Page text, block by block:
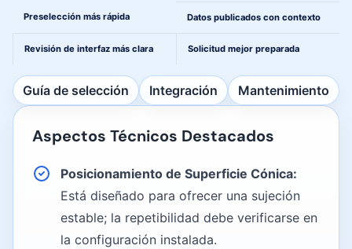
Una ruta más clara de la comparación a ingeniería
Preselección más rápida Datos publicados con contexto
Revisión de interfaz más clara Solicitud mejor preparada
Guía de selección Integración Mantenimiento
Ir a las tablas de Selección / Integración /
Aspectos Técnicos Destacados
Posicionamiento de Superficie Cónica:
Está diseñado para ofrecer una sujeción
estable; la repetibilidad debe verificarse en
la configuración instalada.